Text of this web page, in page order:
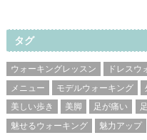
タグ
ウォーキングレッスン ドレスウ
メニュー
モデルウォーキング
美しい歩き
美脚 足が痛い
魅せるウォーキング
魅力アップ